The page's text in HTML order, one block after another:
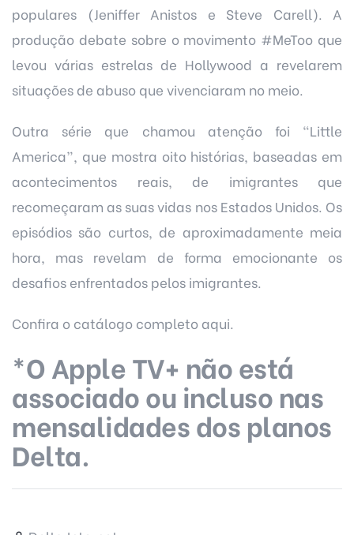
populares (Jeniffer Anistos e Steve Carell). A
produção debate sobre o movimento #MeToo que
levou várias estrelas de Hollywood a revelarem
situações de abuso que vivenciaram no meio.
Outra série que chamou atenção foi “Little
America”, que mostra oito histórias, baseadas em
acontecimentos reais, de imigrantes que
recomeçaram as suas vidas nos Estados Unidos. Os
episódios são curtos, de aproximadamente meia
hora, mas revelam de forma emocionante os
desafios enfrentados pelos imigrantes.
Confira o catálogo completo aqui.
*O Apple TV+ não está
associado ou incluso nas
mensalidades dos planos
Delta.